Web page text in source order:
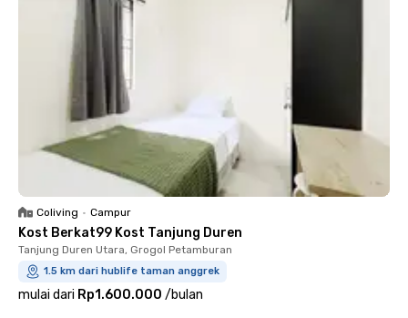
Coliving • Campur
Kost Berkat99 Kost Tanjung Duren
Tanjung Duren Utara, Grogol Petamburan
1.5 km dari hublife taman anggrek
mulai dari Rp1.600.000 /bulan